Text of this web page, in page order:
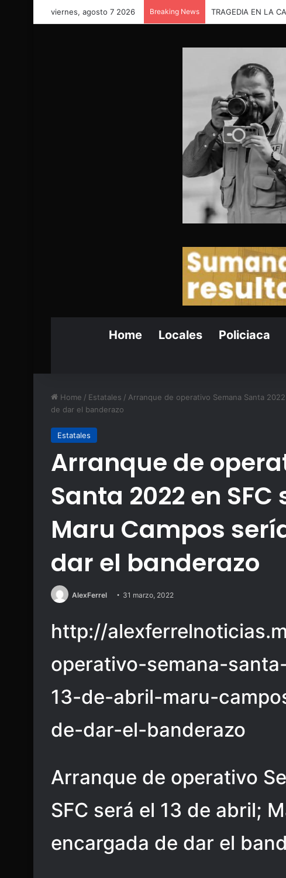
viernes, agosto 7 2026 Breaking News UNA FAMILIA
Home Locales Policiaca
Home / Estatales / Arranque de operativo Semana Santa
de dar el banderazo
Estatales
Arranque de
Santa 2022 en
Maru Campos
dar el banderazo
AlexFerrel 31 marzo, 2022
http://
operativo-semana-
13-de-abril-maru-
de-dar-el-banderazo
Arranque de operativo
SFC será el 13 de abril;
encargada de dar el